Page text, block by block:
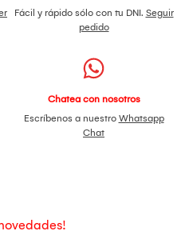
Fácil y rápido sólo con tu DNI. Seguir
pedido
Chatea con nosotros
Escríbenos a nuestro Whatsapp
Chat